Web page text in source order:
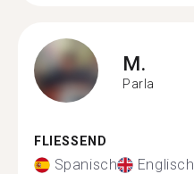
M.
Parla
FLIESSEND
Spanisch Englisch